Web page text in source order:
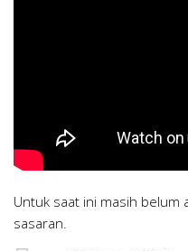
Untuk saat ini masih belum
sasaran.